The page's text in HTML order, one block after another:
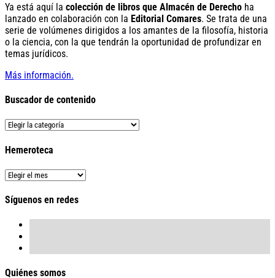
Ya está aquí la colección de libros que Almacén de Derecho ha
lanzado en colaboración con la Editorial Comares. Se trata de una
serie de volúmenes dirigidos a los amantes de la filosofía, historia
o la ciencia, con la que tendrán la oportunidad de profundizar en
temas jurídicos.
Más información.
Buscador de contenido
Buscador
contenido
Hemeroteca
Hemeroteca
Síguenos en redes
Quiénes somos